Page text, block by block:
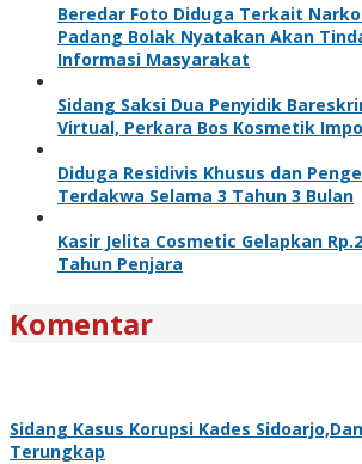
Beredar Foto Diduga Terkait
Padang Bolak Nyatakan Akan
Informasi Masyarakat
Sidang Saksi Dua Penyidik
Virtual, Perkara Bos Kosmetik
Diduga Residivis Khusus dan
Terdakwa Selama 3 Tahun 3 Bulan
Kasir Jelita Cosmetic Gelapkan
Tahun Penjara
Komentar
Sidang Kasus Korupsi Kades
Terungkap